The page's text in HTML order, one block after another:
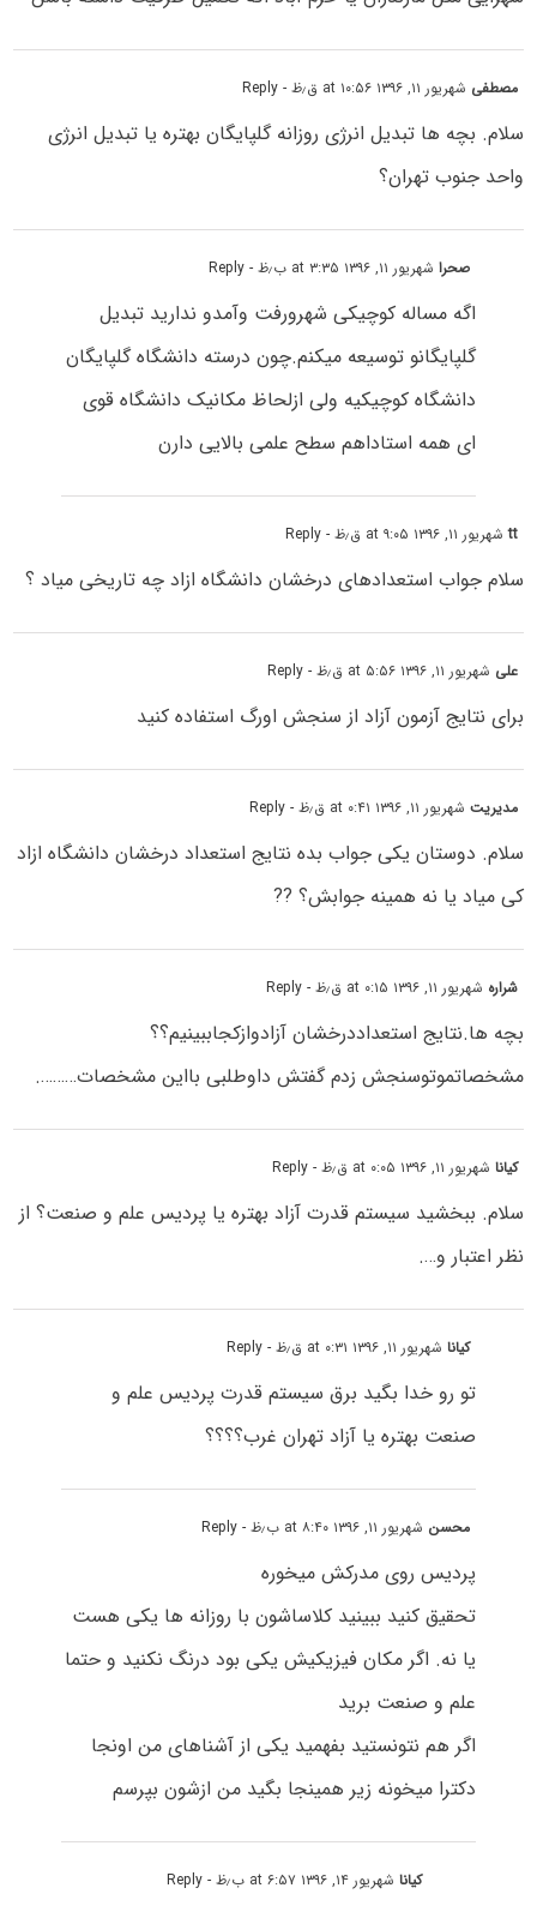
مصطفی شهریور ۱۱, ۱۳۹۶ at ۱۰:۵۶ ق٫ظ - Reply
سلام. بچه ها تبدیل انرژی روزانه گلپایگان بهتره یا تبدیل انرژی
واحد جنوب تهران؟
صحراشهریور ۱۱, ۱۳۹۶ at ۳:۳۵ ب٫ظ - Reply
اگه مساله کوچیکی شهرورفت وآمدو ندارید تبدیل
گلپایگانو توسیعه میکنم.چون درسته دانشگاه گلپایگان
دانشگاه کوچیکیه ولی ازلحاظ مکانیک دانشگاه قوی
ای همه استاداهم سطح علمی بالایی دارن
ttشهریور ۱۱, ۱۳۹۶ at ۹:۰۵ ق٫ظ - Reply
سلام جواب استعدادهای درخشان دانشگاه ازاد چه تاریخی میاد ؟
علی شهریور ۱۱, ۱۳۹۶ at ۵:۵۶ ق٫ظ - Reply
برای نتایج آزمون آزاد از سنجش اورگ استفاده کنید
مدیریتشهریور ۱۱, ۱۳۹۶ at ۰:۴۱ ق٫ظ - Reply
سلام. دوستان یکی جواب بده نتایج استعداد درخشان دانشگاه ازاد
کی میاد یا نه همینه جوابش؟ ??
شراره شهریور ۱۱, ۱۳۹۶ at ۰:۱۵ ق٫ظ - Reply
بچه ها.نتایج استعداددرخشان آزادوازکجاببینیم؟؟
مشخصاتموتوسنجش زدم گفتش داوطلبی بااین مشخصات……….
کیاناشهریور ۱۱, ۱۳۹۶ at ۰:۰۵ ق٫ظ - Reply
سلام. ببخشید سیستم قدرت آزاد بهتره یا پردیس علم و صنعت؟ از
نظر اعتبار و….
کیاناشهریور ۱۱, ۱۳۹۶ at ۰:۳۱ ق٫ظ - Reply
تو رو خدا بگید برق سیستم قدرت پردیس علم و
صنعت بهتره یا آزاد تهران غرب؟؟؟؟
محسن شهریور ۱۱, ۱۳۹۶ at ۸:۴۰ ب٫ظ - Reply
پردیس روی مدرکش میخوره
تحقیق کنید ببینید کلاساشون با روزانه ها یکی هست
یا نه. اگر مکان فیزیکیش یکی بود درنگ نکنید و حتما
علم و صنعت برید
اگر هم نتونستید بفهمید یکی از آشناهای من اونجا
دکترا میخونه زیر همینجا بگید من ازشون بپرسم
کیاناشهریور ۱۴, ۱۳۹۶ at ۶:۵۷ ب٫ظ - Reply